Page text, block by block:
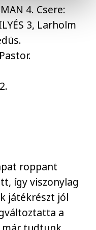
4. Csere:
3, Larholm
roppant
így viszonylag
játékrészt jól
a